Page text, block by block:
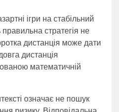
ігри на стабільний
правильна стратегія не
дистанція може дати
дистанція
математичній
означає не пошук